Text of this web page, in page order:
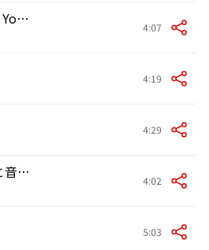
I'll Always Be By Your Side 4:07
4:19
4:29
傘を持たない君と音楽を 4:02
5:03